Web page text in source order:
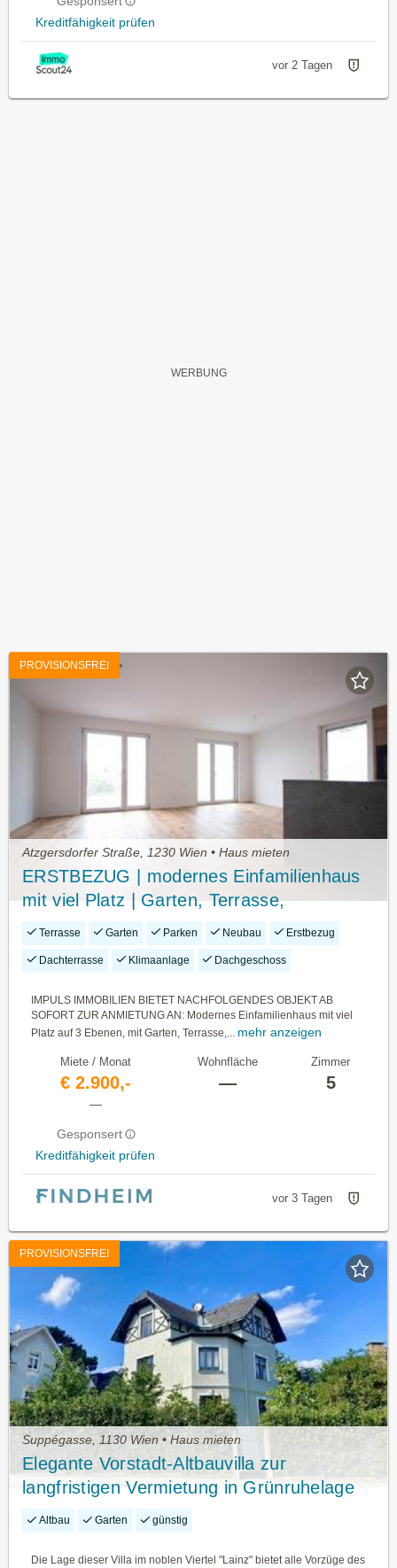
Kreditfähigkeit prüfen
vor 2 Tagen
PROVISIONSFREI
Atzgersdorfer Straße, 1230 Wien • Haus mieten
ERSTBEZUG | modernes Einfamilienhaus
mit viel Platz | Garten, Terrasse,
Dachterrasse, Stellplatz
Terrasse Garten Parken Neubau Erstbezug
Dachterrasse Klimaanlage Dachgeschoss
IMPULS IMMOBILIEN BIETET NACHFOLGENDES OBJEKT AB
SOFORT ZUR ANMIETUNG AN: Modernes Einfamilienhaus mit viel
Platz auf 3 Ebenen, mit Garten, Terrasse,...
mehr anzeigen
Miete / Monat
€ 2.900,-
—
Gesponsert
Kreditfähigkeit prüfen
Wohnfläche
—
Zimmer
5
vor 3 Tagen
PROVISIONSFREI
Suppégasse, 1130 Wien • Haus mieten
Elegante Vorstadt-Altbauvilla zur
langfristigen Vermietung in Grünruhelage
Altbau Garten günstig
Die Lage dieser Villa im noblen Viertel "Lainz" bietet alle Vorzüge des